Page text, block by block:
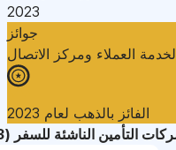
2023
جوائز
العملاء ومركز الاتصال
الفائز بالذهب لعام 2023
الناشئة للسفر (2023)